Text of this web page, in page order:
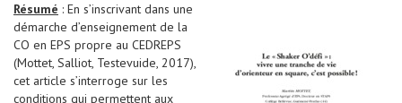
Résumé : En s’inscrivant dans une
démarche d’enseignement de la
CO en EPS propre au CEDREPS
(Mottet, Salliot, Testevuide, 2017),
cet article s’interroge sur les
conditions qui permettent aux